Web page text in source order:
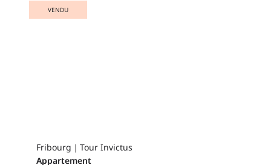
VENDU
Fribourg｜Tour Invictus
Appartement